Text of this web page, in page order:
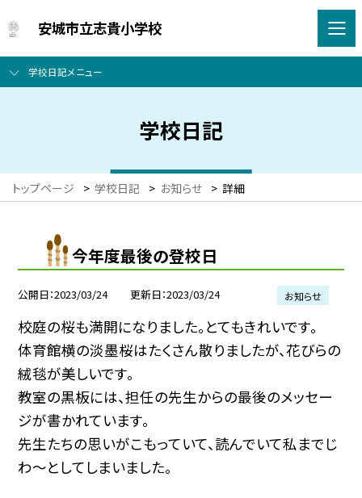
安城市立志貴小学校
学校日記メニュー
学校日記
トップページ > 学校日記 > お知らせ > 詳細
今年度最後の登校日
公開日 2023/03/24 更新日 2023/03/24 お知らせ
校庭の桜も満開になりました。とてもきれいです。
体育館横の淡墨桜はたくさん散りましたが、花びらの
絨毯が美しいです。
教室の黒板には、担任の先生からの最後のメッセー
ジが書かれています。
先生たちの思いがこもっていて、読んでいて私までじ
わ〜としてしまいました。